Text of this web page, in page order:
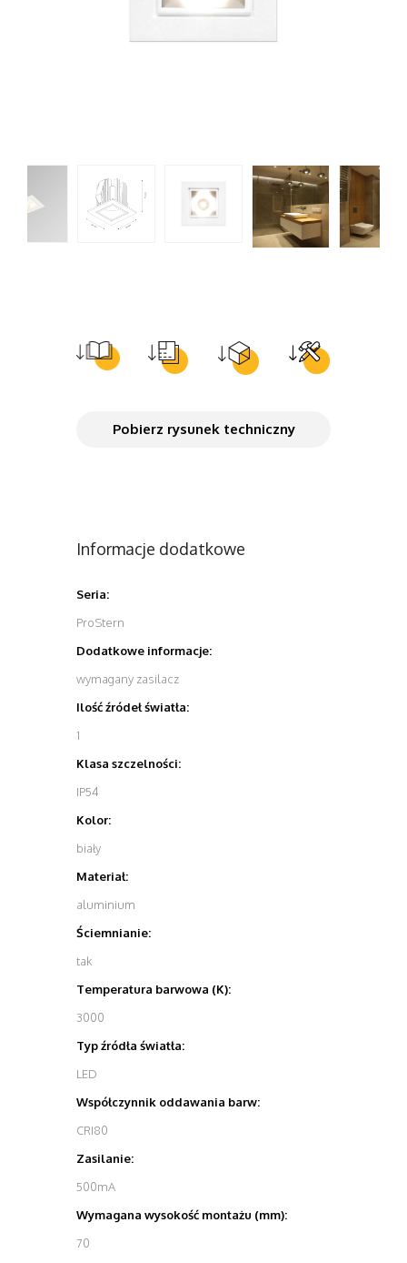
Pobierz rysunek techniczny
Informacje dodatkowe
Seria:
ProStern
Dodatkowe informacje:
wymagany zasilacz
Ilość źródeł światła:
1
Klasa szczelności:
IP54
Kolor:
biały
Materiał:
aluminium
Ściemnianie:
tak
Temperatura barwowa (K):
3000
Typ źródła światła:
LED
Współczynnik oddawania barw:
CRI80
Zasilanie:
500mA
Wymagana wysokość montażu (mm):
70